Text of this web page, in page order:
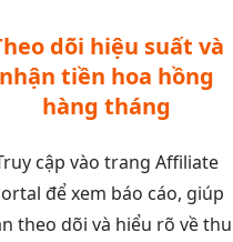
dõi hiệu suất và
nhận tiền hoa hồng
hàng tháng
cập vào trang Affiliate
để xem báo cáo, giúp
theo dõi và hiểu rõ về thu